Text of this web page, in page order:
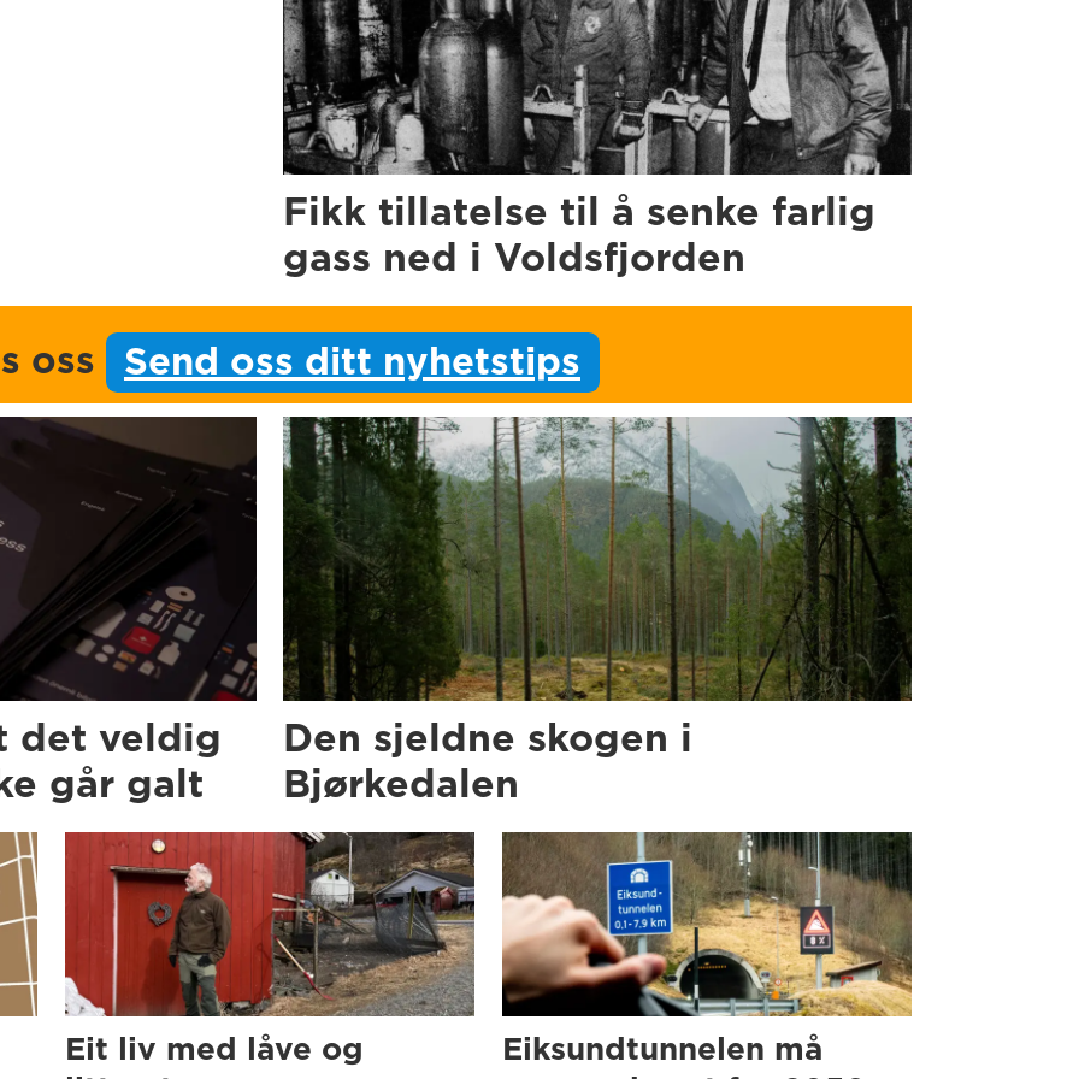
Fikk tillatelse til å senke farlig
gass ned i Voldsfjorden
oss Send oss ditt nyhetstips
det veldig
går galt
Den sjeldne skogen i
Bjørkedalen
Eit liv med låve og
Eiksundtunnelen må